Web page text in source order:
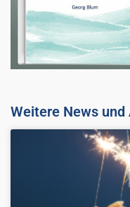
Weitere News und